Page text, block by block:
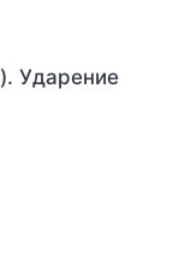
). Ударение